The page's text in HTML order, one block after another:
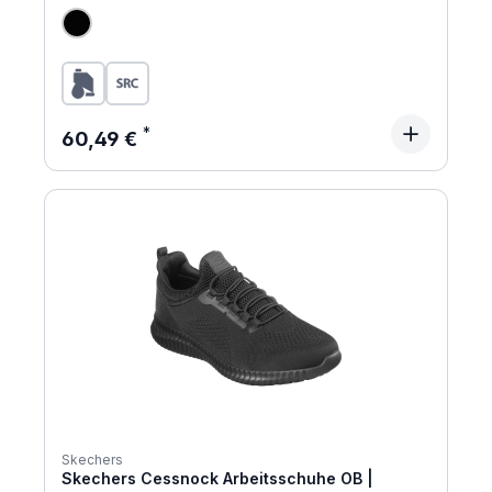
Regulärer Preis:
60,49 €
Skechers
Skechers Cessnock Arbeitsschuhe OB |